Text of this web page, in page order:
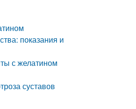
показания и
с желатином
суставов